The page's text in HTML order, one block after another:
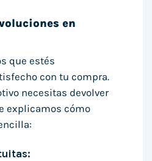
en
que estés
con tu compra.
necesitas devolver
explicamos cómo